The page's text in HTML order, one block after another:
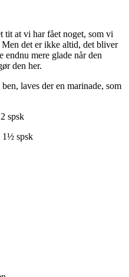
tit at vi har fået noget, som vi
det er ikke altid, det bliver
mere glade når den
den her.
laves der en marinade, som
spsk
1½ spsk